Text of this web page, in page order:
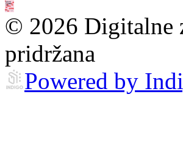
© 2026 Digitalne
pridržana
Powered by